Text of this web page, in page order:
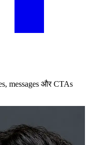
messages और CTAs